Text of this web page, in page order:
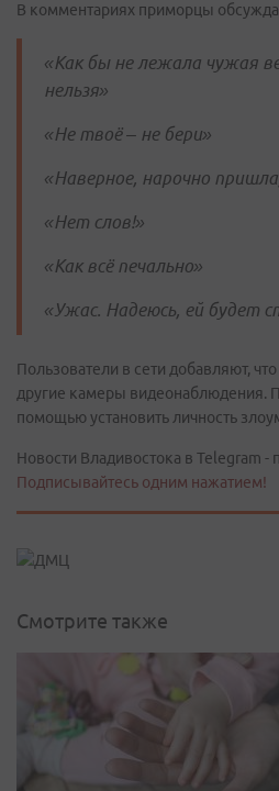
В комментариях приморцы
«Как бы не лежала чужая
нельзя»
«Не твоё – не бери»
«Наверное, нарочно
«Нет слов!»
«Как всё печально»
«Ужас. Надеюсь, ей будет
Пользователи в сети добавляют,
другие камеры видеонаблюдения.
помощью установить личность
Новости Владивостока в Telegram -
Подписывайтесь одним нажатием!
Смотрите также